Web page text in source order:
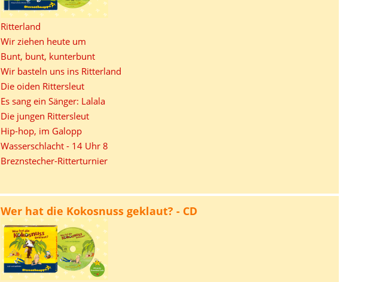
Ritterland
Wir ziehen heute um
Bunt, bunt, kunterbunt
Wir basteln uns ins Ritterland
Die oiden Rittersleut
Es sang ein Sänger: Lalala
Die jungen Rittersleut
Hip-hop, im Galopp
Wasserschlacht - 14 Uhr 8
Breznstecher-Ritterturnier
Wer hat die Kokosnuss geklaut? - CD